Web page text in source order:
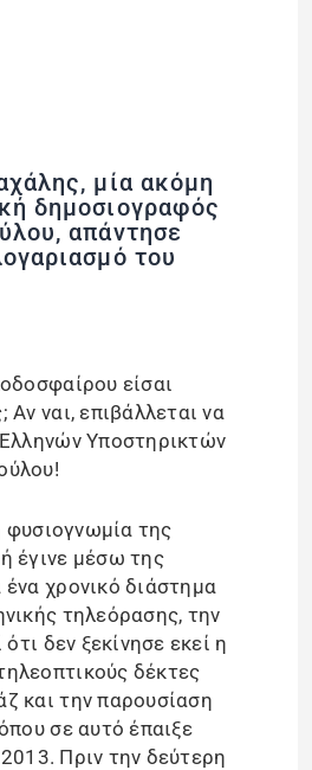
μία ακόμη
δημοσιογραφός
απάντησε
του
είσαι
ναι, επιβάλλεται να
Υποστηρικτών
φυσιογνωμία της
έγινε μέσω της
χρονικό διάστημα
τηλεόρασης, την
δεν ξεκίνησε εκεί η
δέκτες
και την παρουσίαση
σε αυτό έπαιξε
Πριν την δεύτερη